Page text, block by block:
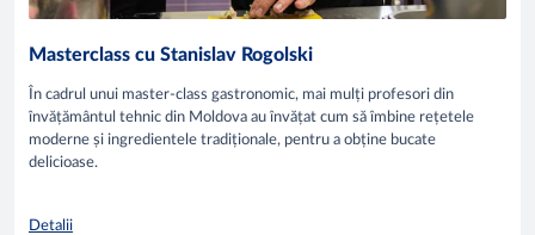
Masterclass cu Stanislav Rogolski
În cadrul unui master-class gastronomic, mai mulți profesori din
învățământul tehnic din Moldova au învățat cum să îmbine rețetele
moderne și ingredientele tradiționale, pentru a obține bucate
delicioase.
Detalii